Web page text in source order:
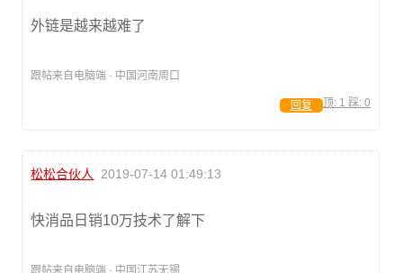
外链是越来越难了
跟帖来自电脑端 · 中国河南周口
顶: 1 踩: 0
回复
松松合伙人 2019-07-14 01:49:13
快消品日销10万技术了解下
跟帖来自电脑端 · 中国江苏无锡